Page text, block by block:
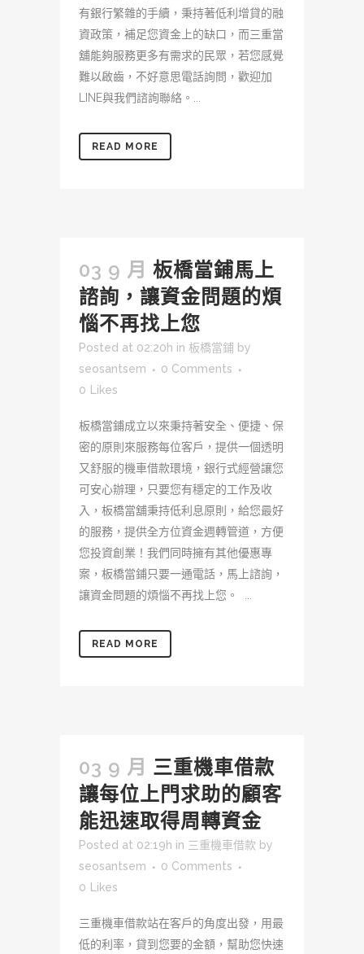
有銀行繁雜的手續，秉持著低利增貸的融
資政策，補足您資金上的缺口，而三重當
舖能夠服務更多有需求的民眾，若您感覺
難以啟齒，不好意思電話詢問，歡迎加
LINE與我們諮詢聯絡。...
READ MORE
03 9 月 板橋當鋪馬上
諮詢，讓資金問題的煩
惱不再找上您
Posted at 02:20h in 板橋當鋪 by
seosantsem
0 Comments
0 Likes
板橋當鋪成立以來秉持著安全、便捷、保
密的原則來服務每位客戶，提供一個透明
又舒服的機車借款環境，銀行式經營讓您
可安心辦理，只要您有穩定的工作及收
入，板橋當舖秉持低利息原則，給您最好
的服務，提供全方位資金週轉管道，方便
您投資創業！我們同時擁有其他優惠專
案，板橋當鋪只要一通電話，馬上諮詢，
讓資金問題的煩惱不再找上您。 ...
READ MORE
03 9 月 三重機車借款
讓每位上門求助的顧客
能迅速取得周轉資金
Posted at 02:19h in 三重機車借款 by
seosantsem
0 Comments
0 Likes
三重機車借款站在客戶的角度出發，用最
低的利率，貸到您要的金額，幫助您快速